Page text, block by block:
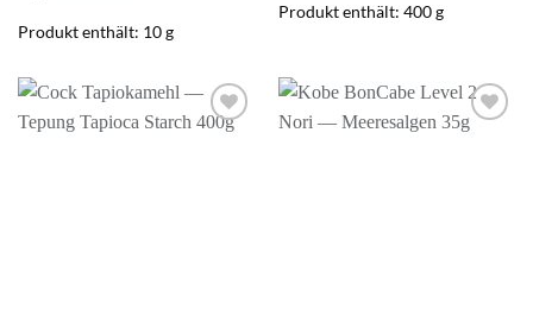
Produkt enthält: 10g
Produkt enthält: 400g
Zur